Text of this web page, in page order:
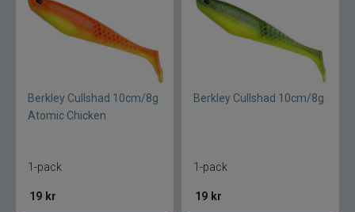
Berkley Cullshad 10cm/8g
Atomic Chicken
1-pack
19 kr
Berkley Cullshad 10cm/8g
1-pack
19 kr